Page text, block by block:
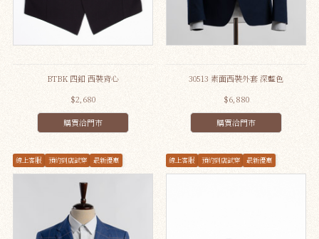
BTBK 四釦 西裝背心
$2,680
購買洽門市
30513 素面西裝外套 深藍色
$6,880
購買洽門市
線上客服 預約到店試穿 最新優惠 線上客服 預約到店試穿 最新優惠